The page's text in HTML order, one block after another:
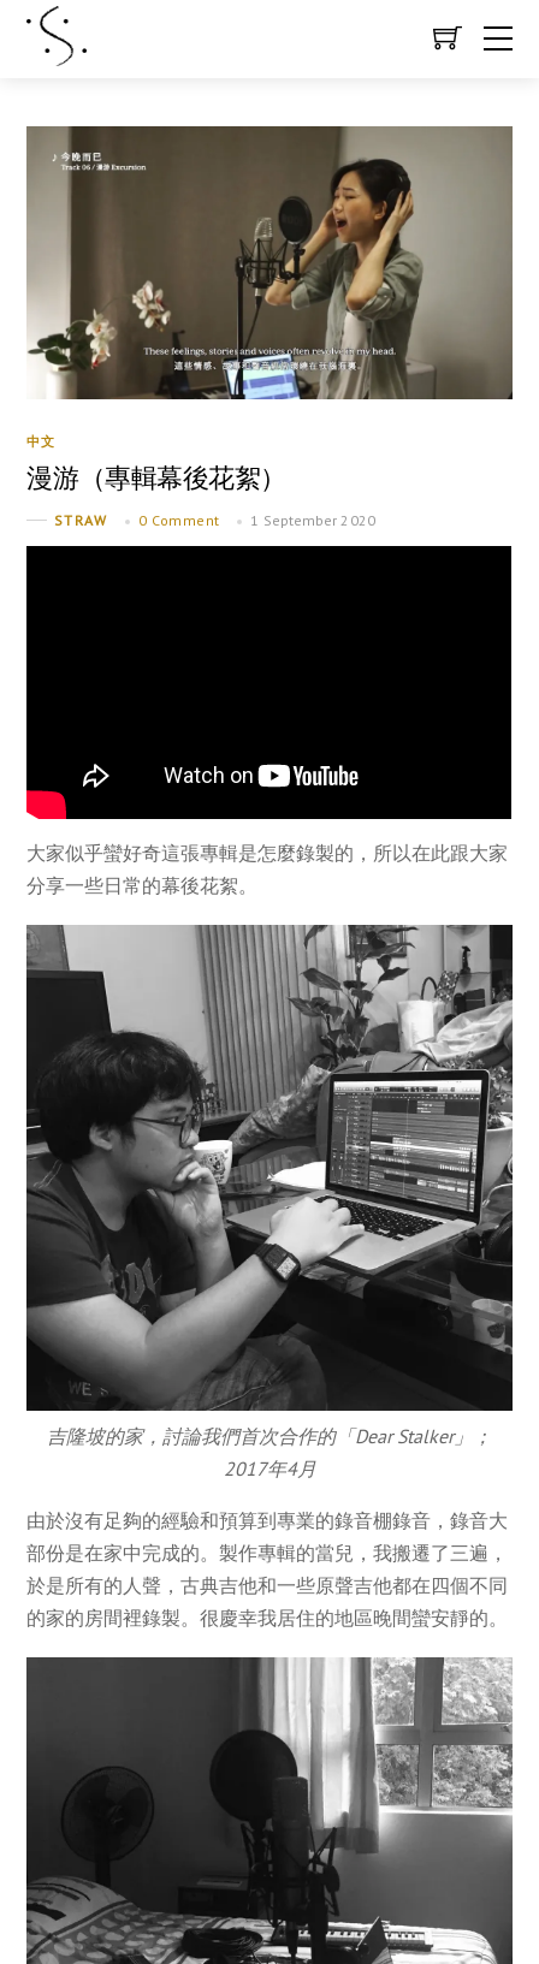
中文
漫游（專輯幕後花絮）
STRAW 0 Comment 1 September 2020
大家似乎蠻好奇這張專輯是怎麼錄製的，所以在此跟大家
分享一些日常的幕後花絮。
吉隆坡的家，討論我們首次合作的「Dear Stalker」；
2017年4月
由於沒有足夠的經驗和預算到專業的錄音棚錄音，錄音大
部份是在家中完成的。製作專輯的當兒，我搬遷了三遍，
於是所有的人聲，古典吉他和一些原聲吉他都在四個不同
的家的房間裡錄製。很慶幸我居住的地區晚間蠻安靜的。